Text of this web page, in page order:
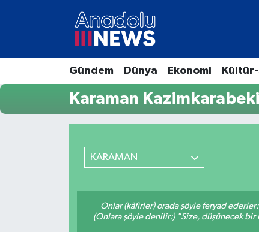
Gündem Dünya Ekonomi
Karaman
KARAMAN
Onlar (kâfirler) orada şöyle feryad
(Onlara şöyle denilir:) "Size, düşünecek bir
Hava Durumu
Trafik Durumu
Süper Lig Puan Durumu ve Fikstür
Son Dakika Haberleri